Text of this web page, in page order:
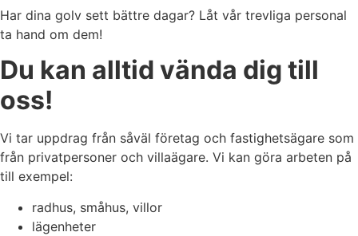
Har dina golv sett bättre dagar? Låt vår trevliga personal
ta hand om dem!
Du kan alltid vända dig till
oss!
Vi tar uppdrag från såväl företag och fastighetsägare som
från privatpersoner och villaägare. Vi kan göra arbeten på
till exempel:
radhus, småhus, villor
lägenheter